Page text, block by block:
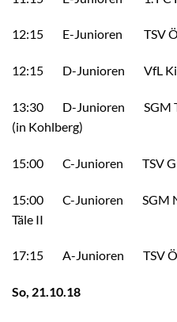
12:15 E-Junioren TSV
12:15 D-Junioren VfL
13:30 D-Junioren SGM
(in Kohlberg)
15:00 C-Junioren TSV
15:00 C-Junioren SGM
Täle II
17:15 A-Junioren TSV
So, 21.10.18